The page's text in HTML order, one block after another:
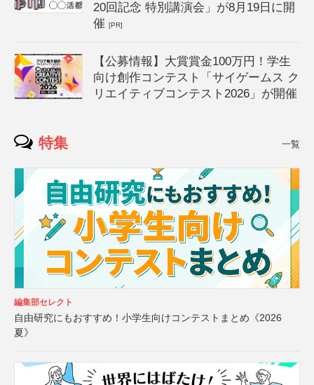
20回記念 特別講演会」が8月19日に開
催[PR]
【公募情報】大賞賞金100万円！学生
向け創作コンテスト「サイゲームス ク
リエイティブコンテスト2026」が開催
特集 一覧
編集部セレクト
自由研究にもおすすめ！小学生向けコンテストまとめ《2026
夏》